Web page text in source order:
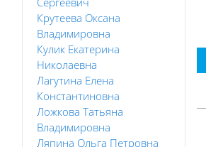
Крутеева Оксана
Владимировна
Кулик Екатерина
Николаевна
Лагутина Елена
Константиновна
Ложкова Татьяна
Владимировна
Ляпина Ольга Петровна